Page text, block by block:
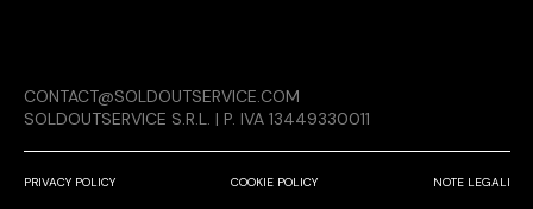
RELEASE
PRIVACY POLICY COOKIE POLICY NOTE LEGALI
CONTACT@SOLDOUTSERVICE.COM
SOLDOUTSERVICE S.R.L. | P. IVA 13449330011